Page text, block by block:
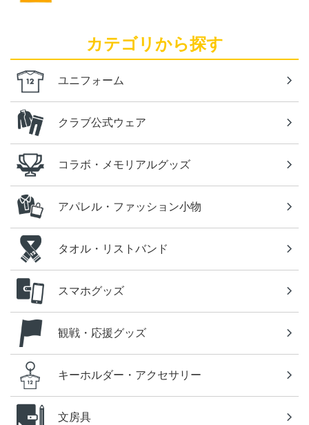
カテゴリから探す
ユニフォーム
クラブ公式ウェア
コラボ・メモリアルグッズ
アパレル・ファッション小物
タオル・リストバンド
スマホグッズ
観戦・応援グッズ
キーホルダー・アクセサリー
文房具